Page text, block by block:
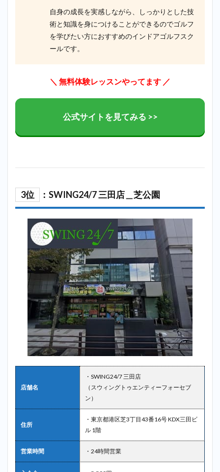
自身の成長を実感しながら、しっかりとした技
術と知識を身につけることができるのでゴルフ
を学びたい方におすすめのインドアゴルフスク
ールです。
＼ 無料体験レッスンやってます ／
公式サイトを見てみる >>
3位 ：SWING24/7 三田店＿芝公園
店舗名
・SWING24/7 三田店
（スウィングトゥエンティーフォーセブ
ン）
住所
・東京都港区芝3丁目43番16号 KDX三田ビ
ル 1階
営業時間 ・24時間営業